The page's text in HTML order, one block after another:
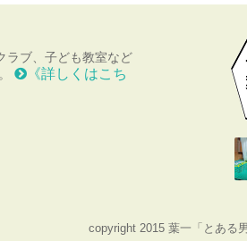
ラブ、子ども教室など
《詳しくはこち
copyright 2015 葉一「とある